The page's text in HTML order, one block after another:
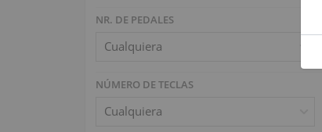
NR. DE PEDALES
NÚMERO DE TECLAS